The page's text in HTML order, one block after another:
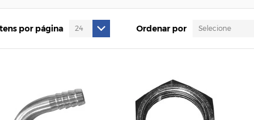
por página Ordenar por